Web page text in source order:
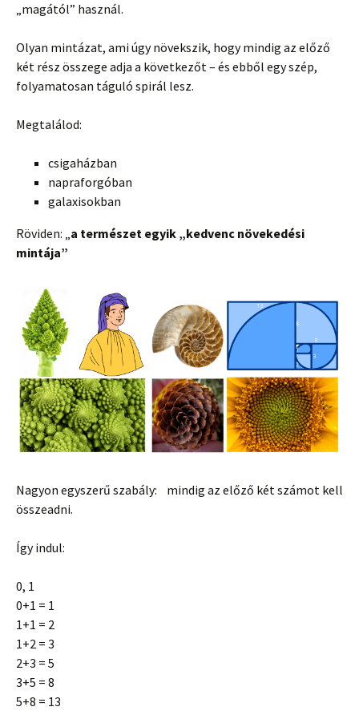
„magától” használ.
Olyan mintázat, ami úgy növekszik, hogy mindig az előző
két rész összege adja a következőt – és ebből egy szép,
folyamatosan táguló spirál lesz.
Megtalálod:
csigaházban
napraforgóban
galaxisokban
Röviden: „a természet egyik „kedvenc növekedési
mintája”
Nagyon egyszerű szabály: mindig az előző két számot kell
összeadni.
Így indul:
0, 1
0+1 = 1
1+1 = 2
1+2 = 3
2+3 = 5
3+5 = 8
5+8 = 13